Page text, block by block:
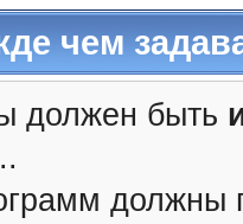
чем
должен быть
должны